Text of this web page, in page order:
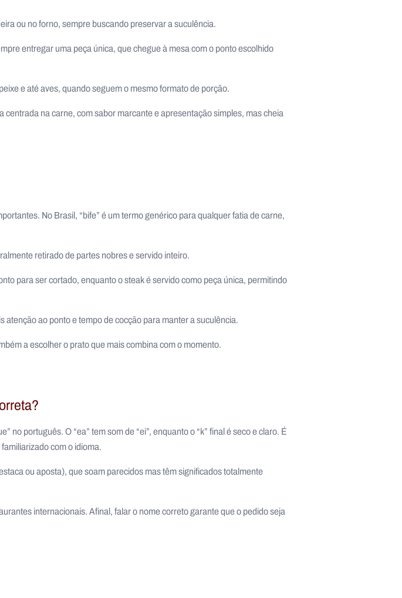
ou no forno, sempre buscando preservar a suculência.
entregar uma peça única, que chegue à mesa com o ponto escolhido
e até aves, quando seguem o mesmo formato de porção.
na carne, com sabor marcante e apresentação simples, mas cheia
No Brasil, “bife” é um termo genérico para qualquer fatia de carne,
retirado de partes nobres e servido inteiro.
para ser cortado, enquanto o steak é servido como peça única, permitindo
ao ponto e tempo de cocção para manter a suculência.
a escolher o prato que mais combina com o momento.
no português. O “ea” tem som de “ei”, enquanto o “k” final é seco e claro. É
com o idioma.
ou aposta), que soam parecidos mas têm significados totalmente
internacionais. Afinal, falar o nome correto garante que o pedido seja